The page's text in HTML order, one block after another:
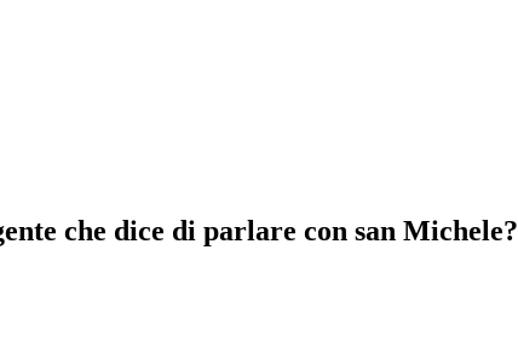
che dice di parlare con san Michele?